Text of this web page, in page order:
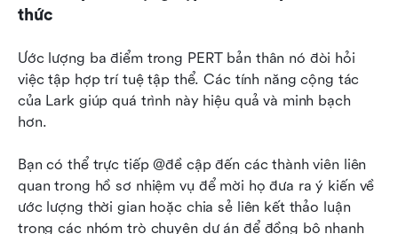
thức
Ước lượng ba điểm trong PERT bản thân nó đòi hỏi
việc tập hợp trí tuệ tập thể. Các tính năng cộng tác
của Lark giúp quá trình này hiệu quả và minh bạch
hơn.
Bạn có thể trực tiếp @đề cập đến các thành viên liên
quan trong hồ sơ nhiệm vụ để mời họ đưa ra ý kiến về
ước lượng thời gian hoặc chia sẻ liên kết thảo luận
trong các nhóm trò chuyện dự án để đồng bộ nhanh